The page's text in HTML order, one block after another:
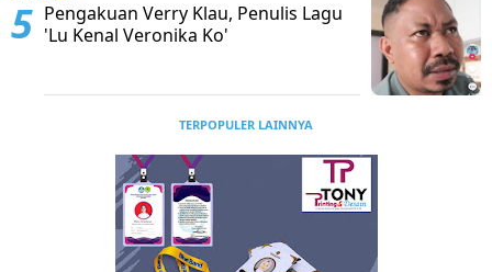
Pengakuan Verry Klau, Penulis Lagu
'Lu Kenal Veronika Ko'
TERPOPULER LAINNYA